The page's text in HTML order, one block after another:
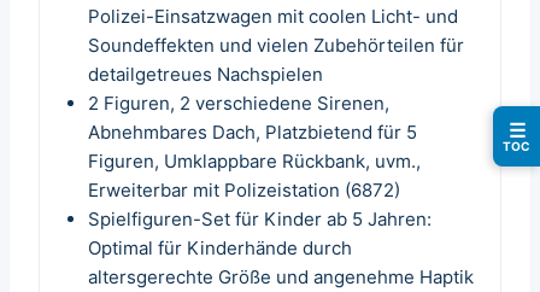
Polizei-Einsatzwagen mit coolen Licht- und
Soundeffekten und vielen Zubehörteilen für
detailgetreues Nachspielen
2 Figuren, 2 verschiedene Sirenen,
Abnehmbares Dach, Platzbietend für 5
Figuren, Umklappbare Rückbank, uvm.,
Erweiterbar mit Polizeistation (6872)
Spielfiguren-Set für Kinder ab 5 Jahren:
Optimal für Kinderhände durch
altersgerechte Größe und angenehme Haptik
☰
TOC